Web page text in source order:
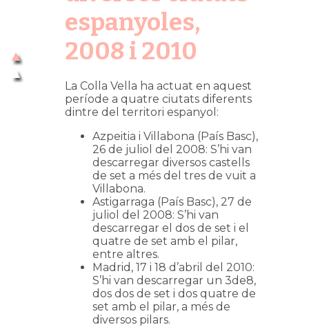
espanyoles,
2008 i 2010
La Colla Vella ha actuat en aquest
període a quatre ciutats diferents
dintre del territori espanyol:
Azpeitia i Villabona (País Basc),
26 de juliol del 2008: S’hi van
descarregar diversos castells
de set a més del tres de vuit a
Villabona.
Astigarraga (País Basc), 27 de
juliol del 2008: S’hi van
descarregar el dos de set i el
quatre de set amb el pilar,
entre altres.
Madrid, 17 i 18 d’abril del 2010:
S’hi van descarregar un 3de8,
dos dos de set i dos quatre de
set amb el pilar, a més de
diversos pilars.